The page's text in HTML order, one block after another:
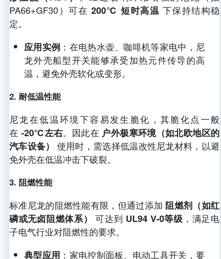
PA66+GF30）可在 200℃ 短时高温 下保持结构稳
定。
应用实例 ：在电热水壶、咖啡机等家电中，尼
龙外壳船型开关能够承受加热元件传导的高
温，避免外壳软化或变形。
2. 耐低温性能
尼龙在低温环境下容易发生脆化，其脆化点一般
在 -20℃左右。因此在 户外极寒环境（如北欧地区的
汽车设备）
使用时，需选择低温改性尼龙材料，以避
免外壳在低温冲击下破裂。
3. 阻燃性能
标准尼龙的阻燃性能有限，但通过添加 阻燃剂（如红
磷或无卤阻燃体系）
可达到 UL94 V-0等级 ，满足电
子电气行业对阻燃性的要求。
典型应用 ：家电控制面板、电动工具开关，要